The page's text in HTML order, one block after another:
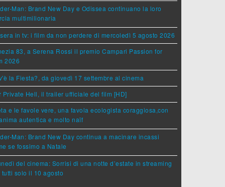
Man: Brand New Day e Odissea continuano la loro
multimilionaria
in tv: i film da non perdere di mercoledì 5 agosto 2026
83, a Serena Rossi il premio Campari Passion for
2026
la Fiesta?, da giovedì 17 settembre al cinema
Private Hell, il trailer ufficiale del film [HD]
e le favole vere, una favola ecologista coraggiosa,con
autentica e molto naïf
Man: Brand New Day continua a macinare incassi
se fossimo a Natale
del cinema: Sorrisi di una notte d’estate in streaming
tutti solo il 10 agosto